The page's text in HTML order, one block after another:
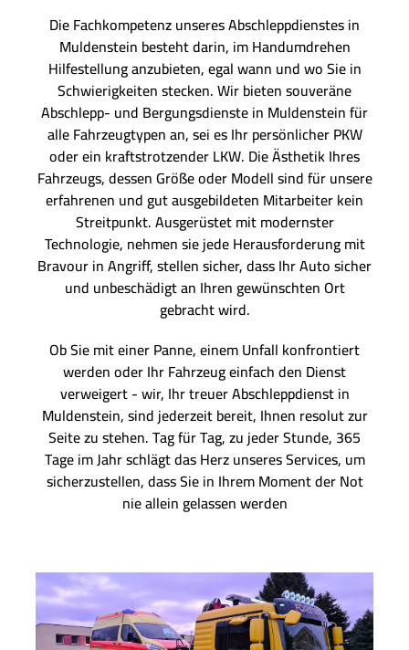
Die Fachkompetenz unseres Abschleppdienstes in
Muldenstein besteht darin, im Handumdrehen
Hilfestellung anzubieten, egal wann und wo Sie in
Schwierigkeiten stecken. Wir bieten souveräne
Abschlepp- und Bergungsdienste in Muldenstein für
alle Fahrzeugtypen an, sei es Ihr persönlicher PKW
oder ein kraftstrotzender LKW. Die Ästhetik Ihres
Fahrzeugs, dessen Größe oder Modell sind für unsere
erfahrenen und gut ausgebildeten Mitarbeiter kein
Streitpunkt. Ausgerüstet mit modernster
Technologie, nehmen sie jede Herausforderung mit
Bravour in Angriff, stellen sicher, dass Ihr Auto sicher
und unbeschädigt an Ihren gewünschten Ort
gebracht wird.
Ob Sie mit einer Panne, einem Unfall konfrontiert
werden oder Ihr Fahrzeug einfach den Dienst
verweigert - wir, Ihr treuer Abschleppdienst in
Muldenstein, sind jederzeit bereit, Ihnen resolut zur
Seite zu stehen. Tag für Tag, zu jeder Stunde, 365
Tage im Jahr schlägt das Herz unseres Services, um
sicherzustellen, dass Sie in Ihrem Moment der Not
nie allein gelassen werden